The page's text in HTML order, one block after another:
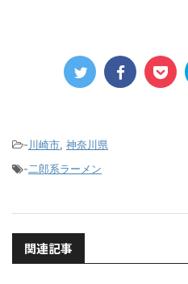
-川崎市, 神奈川県
-二郎系ラーメン
関連記事